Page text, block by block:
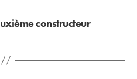
constructeur